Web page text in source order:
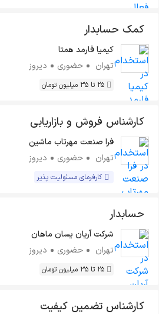
کمک حسابدار
کیمیا فارمد همتا
تهران
حضوری دیروز
25 تا 35 میلیون تومان
کارشناس فروش و بازاریابی
فرا صنعت مهرتاب ماشین
تهران
حضوری دیروز
کارفرمای مسئولیت پذیر
حسابدار
شرکت آریان یسان ماهان
تهران
حضوری دیروز
25 تا 35 میلیون تومان
کارشناس تضمین کیفیت